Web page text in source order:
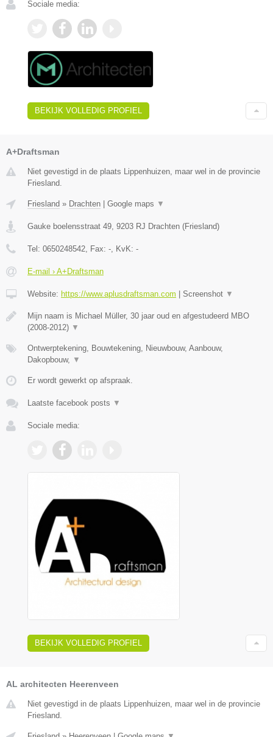
Sociale media:
BEKIJK VOLLEDIG PROFIEL
A+Draftsman
Niet gevestigd in de plaats Lippenhuizen, maar wel in de provincie
Friesland.
Friesland » Drachten Google maps ▼
Gauke boelensstraat 49, 9203 RJ Drachten (Friesland)
Tel: 0650248542, Fax: -, KvK: -
E-mail › A+Draftsman
Website: https://www.aplusdraftsman.com Screenshot ▼
Mijn naam is Michael Müller, 30 jaar oud en afgestudeerd MBO
(2008-2012) ▼
Ontwerptekening, Bouwtekening, Nieuwbouw, Aanbouw,
Dakopbouw, ▼
Er wordt gewerkt op afspraak.
Laatste facebook posts ▼
Sociale media:
BEKIJK VOLLEDIG PROFIEL
AL architecten Heerenveen
Niet gevestigd in de plaats Lippenhuizen, maar wel in de provincie
Friesland.